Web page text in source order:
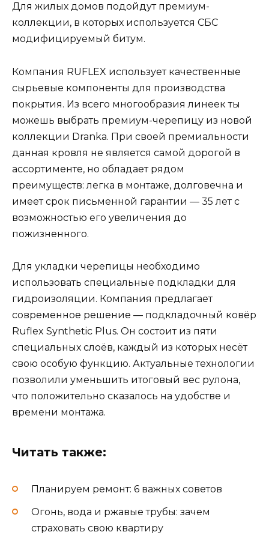
Для жилых домов подойдут премиум-
коллекции, в которых используется СБС
модифицируемый битум.
Компания RUFLEX использует качественные
сырьевые компоненты для производства
покрытия. Из всего многообразия линеек ты
можешь выбрать премиум-черепицу из новой
коллекции Dranka. При своей премиальности
данная кровля не является самой дорогой в
ассортименте, но обладает рядом
преимуществ: легка в монтаже, долговечна и
имеет срок письменной гарантии — 35 лет с
возможностью его увеличения до
пожизненного.
Для укладки черепицы необходимо
использовать специальные подкладки для
гидроизоляции. Компания предлагает
современное решение — подкладочный ковёр
Ruflex Synthetic Plus. Он состоит из пяти
специальных слоёв, каждый из которых несёт
свою особую функцию. Актуальные технологии
позволили уменьшить итоговый вес рулона,
что положительно сказалось на удобстве и
времени монтажа.
Читать также:
Планируем ремонт: 6 важных советов
Огонь, вода и ржавые трубы: зачем
страховать свою квартиру